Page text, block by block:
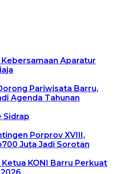
Aparatur
Pariwisata Barru,
Agenda Tahunan
Sidrap
Porprov XVIII,
Juta Jadi Sorotan
Ketua KONI Barru Perkuat